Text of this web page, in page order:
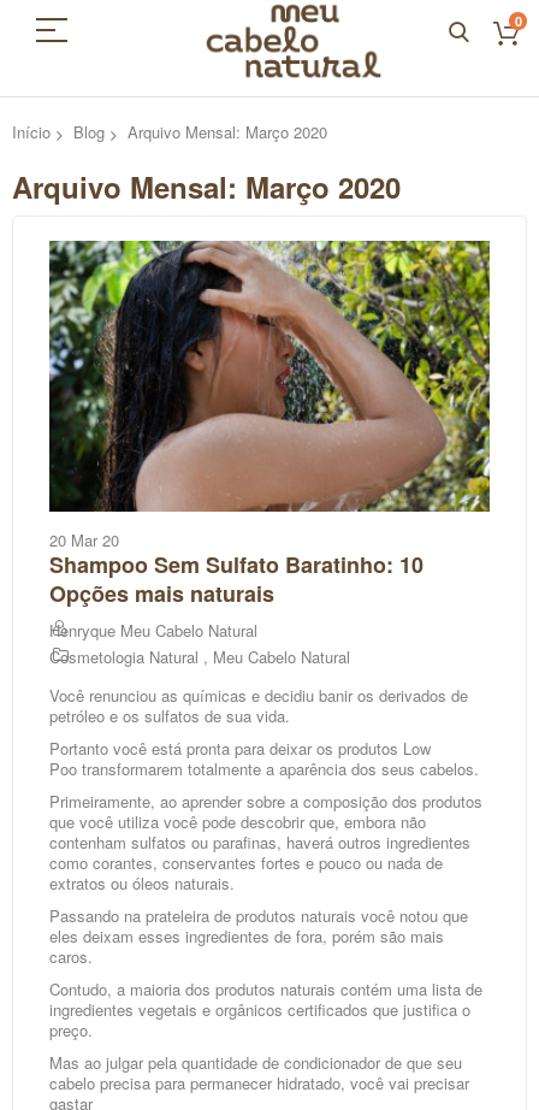
0
Início Blog Arquivo Mensal: Março 2020
Arquivo Mensal: Março 2020
20 Mar 20
Shampoo Sem Sulfato Baratinho: 10
Opções mais naturais
Henryque Meu Cabelo Natural
Cosmetologia Natural , Meu Cabelo Natural
Você renunciou as químicas e decidiu banir os derivados de
petróleo e os sulfatos de sua vida.
Portanto você está pronta para deixar os produtos Low
Poo transformarem totalmente a aparência dos seus cabelos.
Primeiramente, ao aprender sobre a composição dos produtos
que você utiliza você pode descobrir que, embora não
contenham sulfatos ou parafinas, haverá outros ingredientes
como corantes, conservantes fortes e pouco ou nada de
extratos ou óleos naturais.
Passando na prateleira de produtos naturais você notou que
eles deixam esses ingredientes de fora, porém são mais
caros.
Contudo, a maioria dos produtos naturais contém uma lista de
ingredientes vegetais e orgânicos certificados que justifica o
preço.
Mas ao julgar pela quantidade de condicionador de que seu
cabelo precisa para permanecer hidratado, você vai precisar
gastar